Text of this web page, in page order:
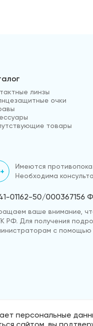
линзы
очки
товары
Имеются
Необходима
01162-50/000367156
ваше внимание,
РФ. Для получения
с
компании
персональные